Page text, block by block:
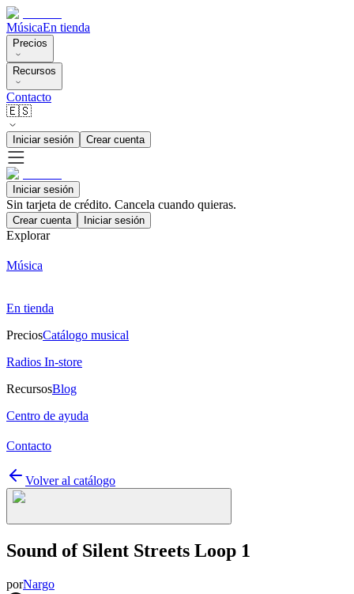
MúsicaEn tienda
Precios
Recursos
Contacto
🇪🇸
Iniciar sesión Crear cuenta
Iniciar sesión
Sin tarjeta de crédito. Cancela cuando quieras.
Crear cuenta Iniciar sesión
Explorar
Música
En tienda
PreciosCatálogo musical
Radios In-store
RecursosBlog
Centro de ayuda
Contacto
Volver al catálogo
Sound of Silent Streets Loop 1
porNargo